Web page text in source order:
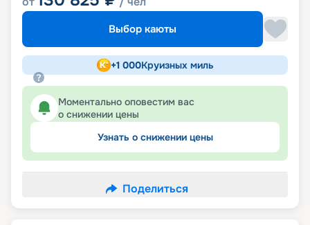
Выбор каюты
+1 000Круизных миль
Моментально оповестим вас
о снижении цены
Узнать о снижении цены
Поделиться